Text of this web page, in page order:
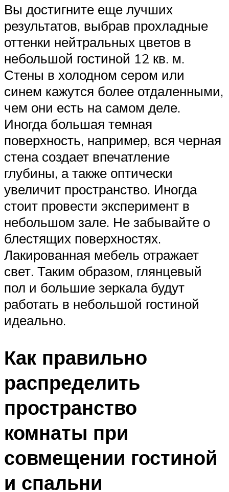
Вы достигните еще лучших
результатов, выбрав прохладные
оттенки нейтральных цветов в
небольшой гостиной 12 кв. м.
Стены в холодном сером или
синем кажутся более отдаленными,
чем они есть на самом деле.
Иногда большая темная
поверхность, например, вся черная
стена создает впечатление
глубины, а также оптически
увеличит пространство. Иногда
стоит провести эксперимент в
небольшом зале. Не забывайте о
блестящих поверхностях.
Лакированная мебель отражает
свет. Таким образом, глянцевый
пол и большие зеркала будут
работать в небольшой гостиной
идеально.
Как правильно
распределить
пространство
комнаты при
совмещении гостиной
и спальни